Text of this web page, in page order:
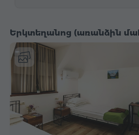
Երկտեղանոց (առանձին